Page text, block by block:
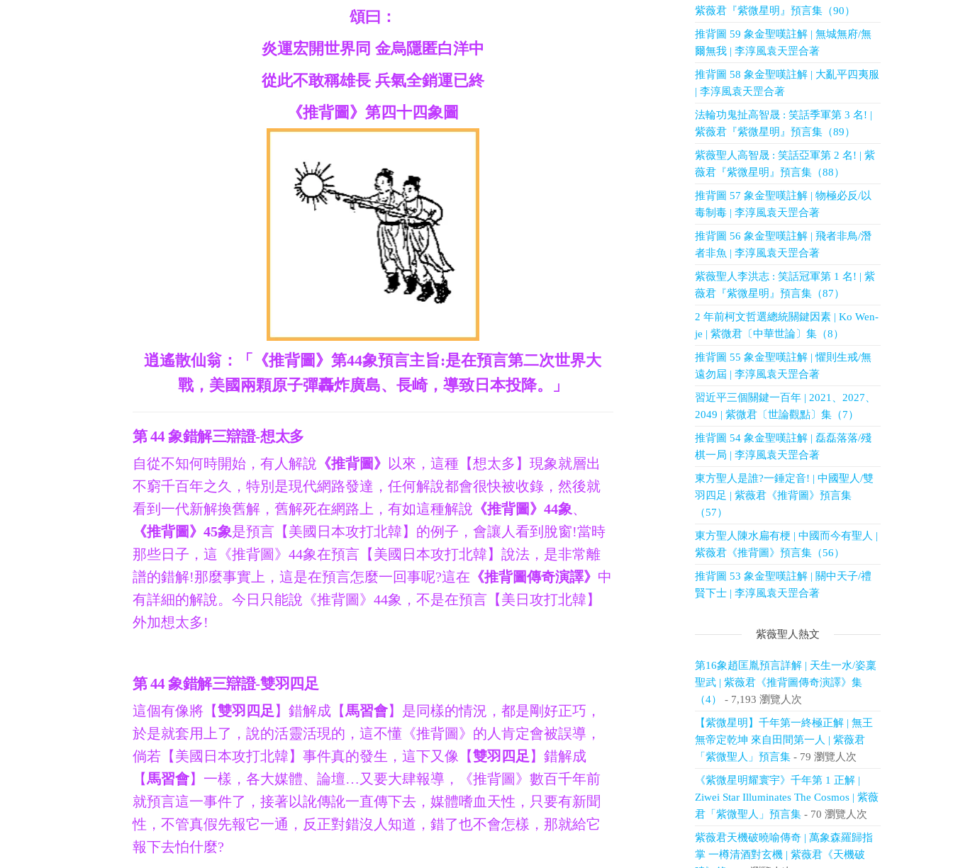
頌曰：
炎運宏開世界同 金烏隱匿白洋中
從此不敢稱雄長 兵氣全銷運已終
《推背圖》第四十四象圖
逍遙散仙翁：「《推背圖》第44象預言主旨:是在預言第二次世界大
戰，美國兩顆原子彈轟炸廣島、長崎，導致日本投降。」
第 44 象錯解三辯證-想太多
自從不知何時開始，有人解說 《推背圖》 以來，這種【想太多】現象就層出
不窮千百年之久，特別是現代網路發達，任何解說都會很快被收錄，然後就
看到一代新解換舊解，舊解死在網路上，有如這種解說 《推背圖》44象、
《推背圖》45象是預言【美國日本攻打北韓】的例子，會讓人看到脫窗!當時
那些日子，這《推背圖》44象在預言【美國日本攻打北韓】說法，是非常離
譜的錯解!那麼事實上，這是在預言怎麼一回事呢?這在 《推背圖傳奇演譯》 中
有詳細的解說。今日只能說《推背圖》44象，不是在預言【美日攻打北韓】
外加想太多!
第 44 象錯解三辯證-雙羽四足
這個有像將【雙羽四足 】錯解成【馬習會】是同樣的情況，都是剛好正巧，
於是就套用上了，說的活靈活現的，這不懂《推背圖》的人肯定會被誤導，
倘若【美國日本攻打北韓】事件真的發生，這下又像【雙羽四足 】錯解成
【馬習會】一樣，各大媒體、論壇…又要大肆報導，《推背圖》數百千年前
就預言這一事件了，接著以訛傳訛一直傳下去，媒體嗜血天性，只要有新聞
性，不管真假先報它一通，反正對錯沒人知道，錯了也不會怎樣，那就給它
報下去怕什麼?
紫薇君『紫微星明』預言集（90）
推背圖 59 象金聖嘆註解 | 無城無府/無
爾無我 | 李淳風袁天罡合著
推背圖 58 象金聖嘆註解 | 大亂平四夷服
| 李淳風袁天罡合著
法輪功鬼扯高智晟 : 笑話季軍第 3 名! |
紫薇君『紫微星明』預言集（89）
紫薇聖人高智晟 : 笑話亞軍第 2 名! | 紫
薇君『紫微星明』預言集（88）
推背圖 57 象金聖嘆註解 | 物極必反/以
毒制毒 | 李淳風袁天罡合著
推背圖 56 象金聖嘆註解 | 飛者非鳥/潛
者非魚 | 李淳風袁天罡合著
紫薇聖人李洪志 : 笑話冠軍第 1 名! | 紫
薇君『紫微星明』預言集（87）
2 年前柯文哲選總統關鍵因素 | Ko Wen-
je | 紫微君〔中華世論〕集（8）
推背圖 55 象金聖嘆註解 | 懼則生戒/無
遠勿屆 | 李淳風袁天罡合著
習近平三個關鍵一百年 | 2021、2027、
2049 | 紫微君〔世論觀點〕集（7）
推背圖 54 象金聖嘆註解 | 磊磊落落/殘
棋一局 | 李淳風袁天罡合著
東方聖人是誰?一錘定音! | 中國聖人/雙
羽四足 | 紫薇君《推背圖》預言集
（57）
東方聖人陳水扁有梗 | 中國而今有聖人 |
紫薇君《推背圖》預言集（56）
推背圖 53 象金聖嘆註解 | 關中天子/禮
賢下士 | 李淳風袁天罡合著
紫薇聖人熱文
第16象趙匡胤預言詳解 | 天生一水/姿稟
聖武 | 紫薇君《推背圖傳奇演譯》集
（4）
- 7,193 瀏覽人次
【紫微星明】千年第一終極正解 | 無王
無帝定乾坤 來自田間第一人 | 紫薇君
「紫微聖人」預言集- 79 瀏覽人次
《紫微星明耀寰宇》千年第 1 正解 |
Ziwei Star Illuminates The Cosmos | 紫薇
君「紫微聖人」預言集- 70 瀏覽人次
紫薇君天機破曉喻傳奇 | 萬象森羅歸指
掌 一樽清酒對玄機 | 紫薇君《天機破